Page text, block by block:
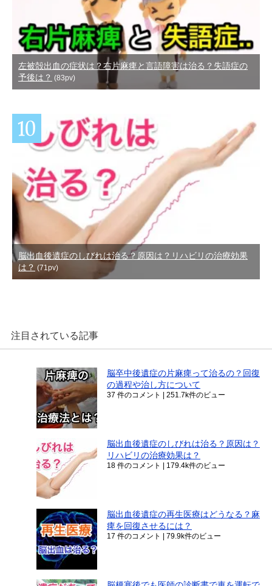
左被殻出血の症状は？右片麻痺と言語障害は治る？失語症の
予後は？ (83pv)
脳出血後遺症のしびれは治る？原因は？リハビリの治療効果
は？ (71pv)
注目されている記事
脳卒中後遺症の片麻痺って治るの？回復
の過程や治し方について
37 件のコメント 251.7k件のビュー
脳出血後遺症のしびれは治る？原因は？
リハビリの治療効果は？
18 件のコメント 179.4k件のビュー
脳出血後遺症の再生医療はどうなる？麻
痺を回復させるには？
17 件のコメント 79.9k件のビュー